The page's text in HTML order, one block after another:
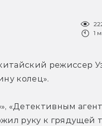
1
режиссер
колец».
«Детективным
руку к грядущей